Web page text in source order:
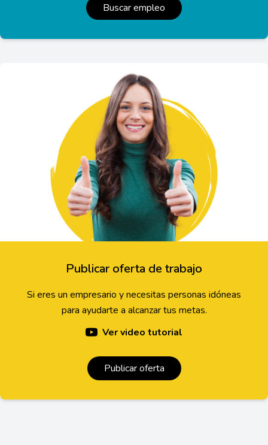
Buscar empleo
Publicar oferta de trabajo
Si eres un empresario y necesitas personas idóneas
para ayudarte a alcanzar tus metas.
Ver video tutorial
Publicar oferta